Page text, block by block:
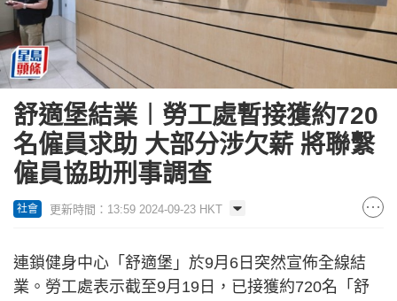
舒適堡結業︱勞工處暫接獲約720
名僱員求助 大部分涉欠薪 將聯繫
僱員協助刑事調查
社會 更新時間：13:59 2024-09-23 HKT
連鎖健身中心「舒適堡」於9月6日突然宣佈全線結
業。勞工處表示截至9月19日，已接獲約720名「舒